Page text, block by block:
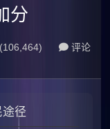
分
评论
径